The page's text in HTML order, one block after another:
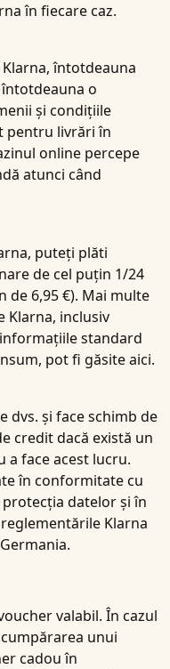
în fiecare caz.
întotdeauna
o
și condițiile
pentru livrări în
online percepe
atunci când
puteți plăti
de cel puțin 1/24
de 6,95 €). Mai multe
Klarna, inclusiv
standard
pot fi găsite aici.
dvs. și face schimb de
credit dacă există un
face acest lucru.
în conformitate cu
datelor și în
Klarna
valabil. În cazul
unui
cadou în